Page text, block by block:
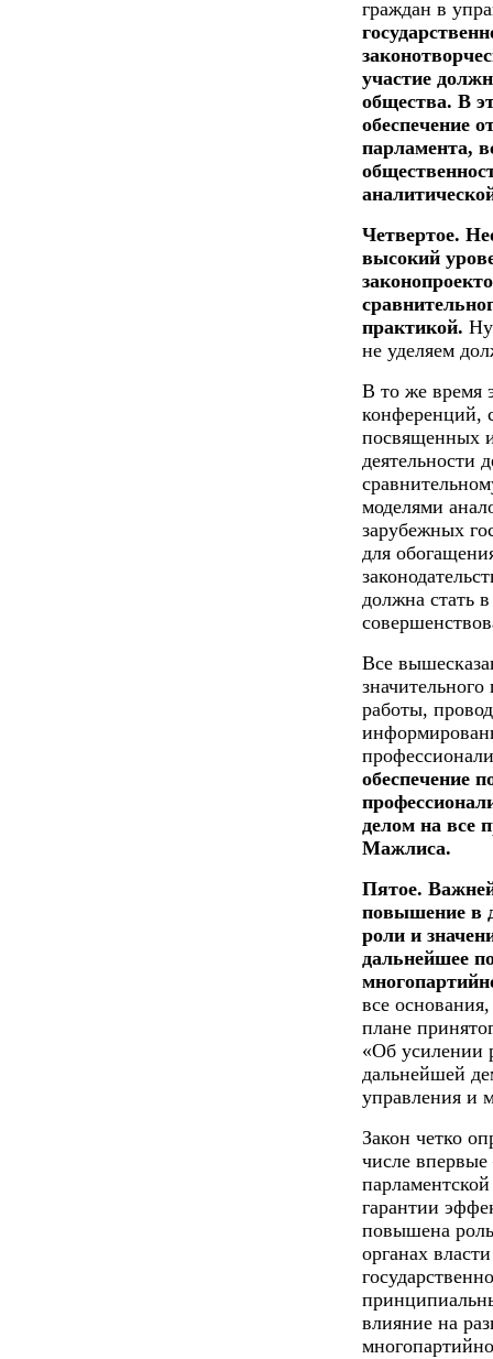
граждан в
участие
общества. В
обеспечение
парламента,
Четвертое.
высокий
практикой.
не уделяем
В то же время
конференций,
посвященных
деятельности
моделями
зарубежных
для
должна стать
Все
работы,
обеспечение
делом на все
Мажлиса.
Пятое.
повышение в
роли и
дальнейшее
все
плане
«Об усилении
дальнейшей
управления и
Закон четко
числе впервые
гарантии
повышена
органах
влияние на